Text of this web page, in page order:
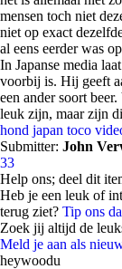
mensen toch niet
niet op exact
al eens eerder was
In Japanse media
voorbij is. Hij geeft
een ander soort
leuk zijn, maar zijn
hond japan toco
Submitter: John
33
Help ons; deel dit
Heb je een leuk of
terug ziet? Tip ons
Zoek jij altijd de
Meld je aan als
heywoodu